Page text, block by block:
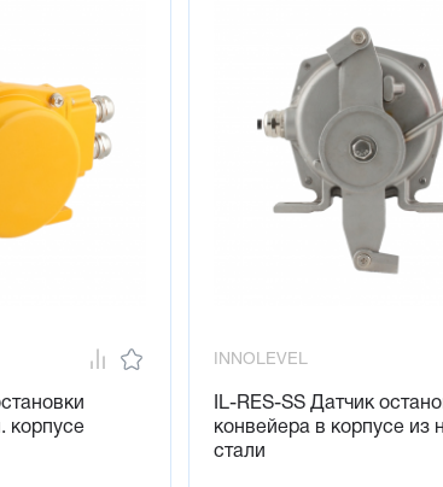
корпусе
INNOLEVEL
IL-RES-SS Датчик
конвейера в корпусе из
стали